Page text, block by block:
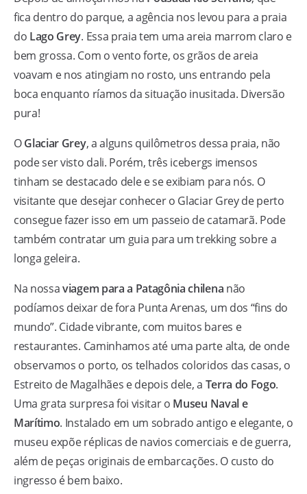
fica dentro do parque, a agência nos levou para a praia
do Lago Grey. Essa praia tem uma areia marrom claro e
bem grossa. Com o vento forte, os grãos de areia
voavam e nos atingiam no rosto, uns entrando pela
boca enquanto ríamos da situação inusitada. Diversão
pura!
OGlaciar Grey, a alguns quilômetros dessa praia, não
pode ser visto dali. Porém, três icebergs imensos
tinham se destacado dele e se exibiam para nós. O
visitante que desejar conhecer o Glaciar Grey de perto
consegue fazer isso em um passeio de catamarã. Pode
também contratar um guia para um trekking sobre a
longa geleira.
Na nossaviagem para a Patagônia chilena não
podíamos deixar de fora Punta Arenas, um dos “fins do
mundo”. Cidade vibrante, com muitos bares e
restaurantes. Caminhamos até uma parte alta, de onde
observamos o porto, os telhados coloridos das casas, o
Estreito de Magalhães e depois dele, a Terra do Fogo.
Uma grata surpresa foi visitar o Museu Naval e
Marítimo. Instalado em um sobrado antigo e elegante, o
museu expõe réplicas de navios comerciais e de guerra,
além de peças originais de embarcações. O custo do
ingresso é bem baixo.